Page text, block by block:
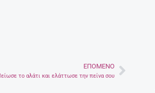
ΕΠΌΜΕΝΟ
το αλάτι και ελάττωσε την πείνα σουNext